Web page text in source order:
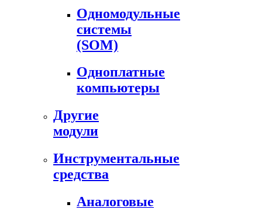
Одномодульные
системы
(SOM)
Одноплатные
компьютеры
Другие
модули
Инструментальные
средства
Аналоговые